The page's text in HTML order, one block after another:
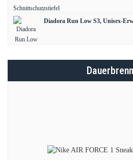
Diadora Run Low S3, Unisex-